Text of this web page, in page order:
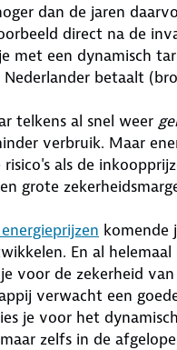
dan de jaren
direct na de
met een dynamisch
betaalt
telkens al snel weer
verbruik. Maar
als de
grote
komende
En al
voor de zekerheid
verwacht een
je voor het
zelfs in de